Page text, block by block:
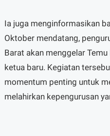
Ia juga menginformasikan
Oktober mendatang,
Barat akan menggelar
ketua baru. Kegiatan
momentum penting untuk
melahirkan kepengurusan